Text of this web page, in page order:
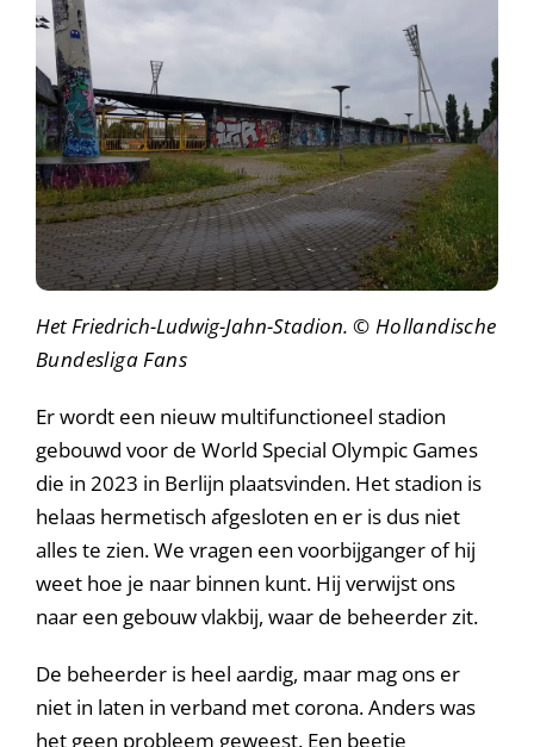
Het Friedrich-Ludwig-Jahn-Stadion. © Hollandische
Bundesliga Fans
Er wordt een nieuw multifunctioneel stadion
gebouwd voor de World Special Olympic Games
die in 2023 in Berlijn plaatsvinden. Het stadion is
helaas hermetisch afgesloten en er is dus niet
alles te zien. We vragen een voorbijganger of hij
weet hoe je naar binnen kunt. Hij verwijst ons
naar een gebouw vlakbij, waar de beheerder zit.
De beheerder is heel aardig, maar mag ons er
niet in laten in verband met corona. Anders was
het geen probleem geweest. Een beetje